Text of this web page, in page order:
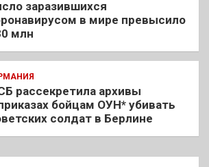
заразившихся
в мире превысило
млн
рассекретила архивы
бойцам ОУН* убивать
солдат в Берлине